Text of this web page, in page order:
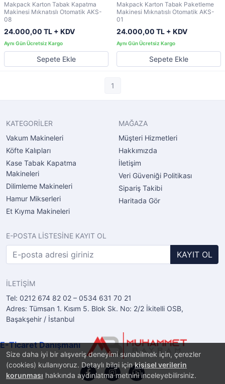
Size daha iyi bir alışveriş deneyimi sunabilmek için, çerezler
(cookies) kullanıyoruz. Detaylı bilgi içinkişisel verilerin
korunması hakkında aydınlatma metnini inceleyebilirsiniz.
Makpack Karton Tabak Kapatma
Makinesi Mıknatıslı Otomatik AKS-
08
24.000,00 TL + KDV
Sepete Ekle
Makpack Karton Tabak Paketleme
Makinesi Mıknatıslı Otomatik AKS-
01
24.000,00 TL + KDV
Sepete Ekle
1
KATEGORİLER
Vakum Makineleri
Köfte Kalıpları
Kase Tabak Kapatma
Makineleri
Dilimleme Makineleri
Hamur Mikserleri
Et Kıyma Makineleri
MAĞAZA
Müşteri Hizmetleri
Hakkımızda
İletişim
Veri Güveniği Politikası
Sipariş Takibi
Haritada Gör
E-POSTA LİSTESİNE KAYIT OL
KAYIT OL
İLETİŞİM
Tel: 0212 674 82 02 – 0534 631 70 21
Adres: Tümsan 1. Kısım 5. Blok Sk. No: 2/2 İkitelli OSB,
Başakşehir / İstanbul
E-Ticaret Danışmanı